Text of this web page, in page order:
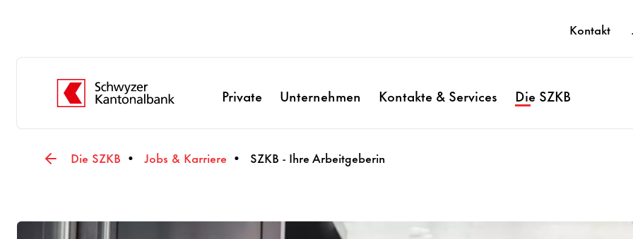
Kontakt
Private Unternehmen Kontakte & Services Die SZKB
Die SZKB Jobs & Karriere SZKB - Ihre Arbeitgeberin